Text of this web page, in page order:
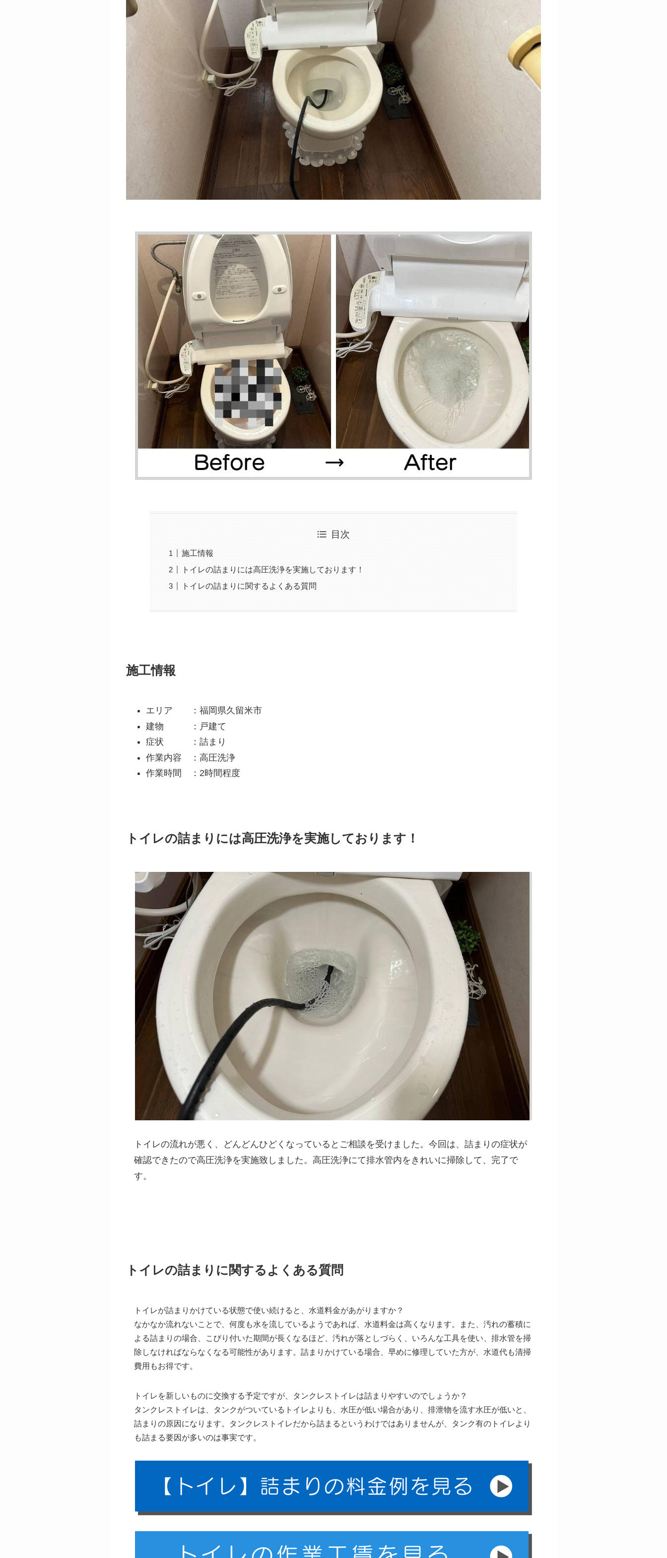
目次
施工情報
トイレの詰まりには高圧洗浄を実施しております！
トイレの詰まりに関するよくある質問
施工情報
エリア ：福岡県久留米市
建物 ：戸建て
症状 ：詰まり
作業内容 ：高圧洗浄
作業時間 ：2時間程度
トイレの詰まりには高圧洗浄を実施しております！
トイレの流れが悪く、どんどんひどくなっているとご相談を受けました。今回は、詰まりの症状が
確認できたので高圧洗浄を実施致しました。高圧洗浄にて排水管内をきれいに掃除して、完了で
す。
トイレの詰まりに関するよくある質問
トイレが詰まりかけている状態で使い続けると、水道料金があがりますか？
なかなか流れないことで、何度も水を流しているようであれば、水道料金は高くなります。また、汚れの蓄積に
よる詰まりの場合、こびり付いた期間が長くなるほど、汚れが落としづらく、いろんな工具を使い、排水管を掃
除しなければならなくなる可能性があります。詰まりかけている場合、早めに修理していた方が、水道代も清掃
費用もお得です。
トイレを新しいものに交換する予定ですが、タンクレストイレは詰まりやすいのでしょうか？
タンクレストイレは、タンクがついているトイレよりも、水圧が低い場合があり、排泄物を流す水圧が低いと、
詰まりの原因になります。タンクレストイレだから詰まるというわけではありませんが、タンク有のトイレより
も詰まる要因が多いのは事実です。